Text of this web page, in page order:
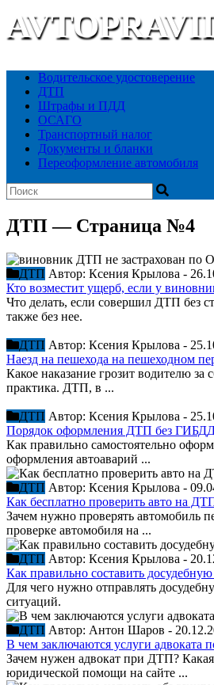
Водительское удостоверение
ДТП
Штрафы и ПДД
ОСАГО
Транспортный налог
Документы и бланки
Переоформление автомобиля
ДТП — Страница №4
ДТП Автор: Ксения Крылова -
Кто возместит ущерб, если у
Что делать, если совершил ДТП без
также без нее.
ДТП Автор: Ксения Крылова -
Наезд на пешехода на пешеходном
Какое наказание грозит водителю
практика. ДТП, в ...
ДТП Автор: Ксения Крылова -
Порядок оформления ДТП без
Как правильно самостоятельно
оформления автоаварий ...
ДТП Автор: Ксения Крылова -
Как бесплатно проверить авто на
Зачем нужно проверять автомобиль
проверке автомобиля на ...
ДТП Автор: Ксения Крылова -
Как правильно составить
Для чего нужно отправлять
ситуаций.
ДТП Автор: Антон Шаров -
В чем заключаются услуги адвоката
Зачем нужен адвокат при ДТП?
юридической помощи на сайте ...